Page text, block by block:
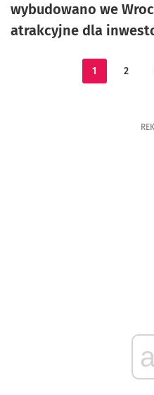
wybudowano we
atrakcyjne dla
1 2